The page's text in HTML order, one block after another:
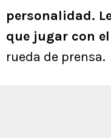
personalidad.
que jugar con
rueda de prensa.